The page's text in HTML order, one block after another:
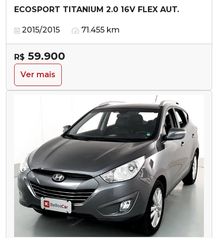
ECOSPORT TITANIUM 2.0 16V FLEX AUT.
2015/2015 71.455 km
R$ 59.900
Ver mais